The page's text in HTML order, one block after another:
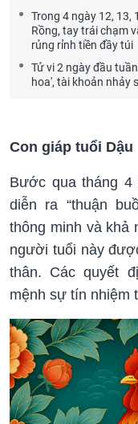
Trong 4 ngày 12, 13,
Rồng, tay trái chạm
rủng rỉnh tiền đầy túi
Tử vi 2 ngày đầu
hoa', tài khoản nhảy
Con giáp tuổi Dậu
Bước qua tháng 4
diễn ra “thuận
thông minh và khả
người tuổi này
thân. Các quyết
mệnh sự tín nhiệm